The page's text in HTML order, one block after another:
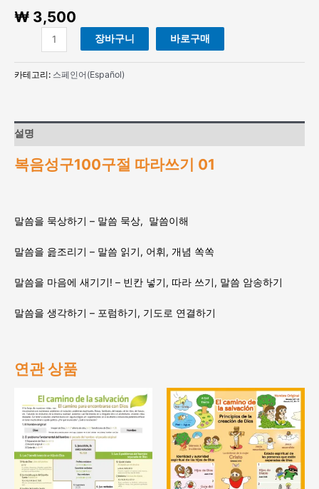
₩ 3,500
성
구
절
따
쓰
페
어)
량
장바구니 바로구매
카테고리: 스페인어(Español)
설명
복음성구100구절 따라쓰기 01
말씀을 묵상하기 – 말씀 묵상, 말씀이해
말씀을 읊조리기 – 말씀 읽기, 어휘, 개념 쏙쏙
말씀을 마음에 새기기! – 빈칸 넣기, 따라 쓰기, 말씀 암송하기
말씀을 생각하기 – 포럼하기, 기도로 연결하기
연관 상품